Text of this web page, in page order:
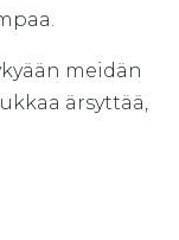
meidän
ärsyttää,